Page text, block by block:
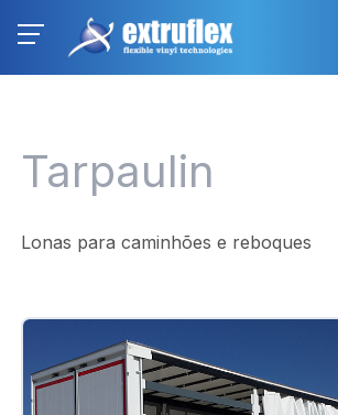
para
Tarpaulin
Lonas para caminhões e reboques